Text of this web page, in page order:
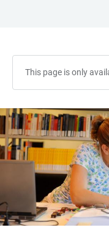
This page is only